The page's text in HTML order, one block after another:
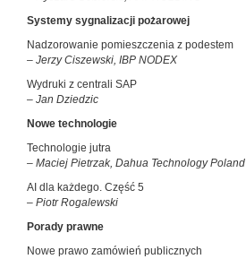
Systemy sygnalizacji pożarowej
Nadzorowanie pomieszczenia z podestem
– Jerzy Ciszewski, IBP NODEX
Wydruki z centrali SAP
– Jan Dziedzic
Nowe technologie
Technologie jutra
– Maciej Pietrzak, Dahua Technology Poland
AI dla każdego. Część 5
– Piotr Rogalewski
Porady prawne
Nowe prawo zamówień publicznych